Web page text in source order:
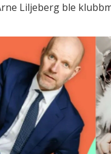
Liljeberg ble